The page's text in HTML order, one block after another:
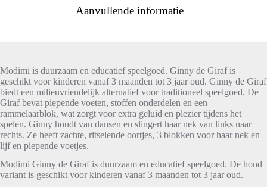
Aanvullende informatie
Modimi is duurzaam en educatief speelgoed. Ginny de Giraf is
geschikt voor kinderen vanaf 3 maanden tot 3 jaar oud. Ginny de Giraf
biedt een milieuvriendelijk alternatief voor traditioneel speelgoed. De
Giraf bevat piepende voeten, stoffen onderdelen en een
rammelaarblok, wat zorgt voor extra geluid en plezier tijdens het
spelen. Ginny houdt van dansen en slingert haar nek van links naar
rechts. Ze heeft zachte, ritselende oortjes, 3 blokken voor haar nek en
lijf en piepende voetjes.
Modimi Ginny de Giraf is duurzaam en educatief speelgoed. De hond
variant is geschikt voor kinderen vanaf 3 maanden tot 3 jaar oud.